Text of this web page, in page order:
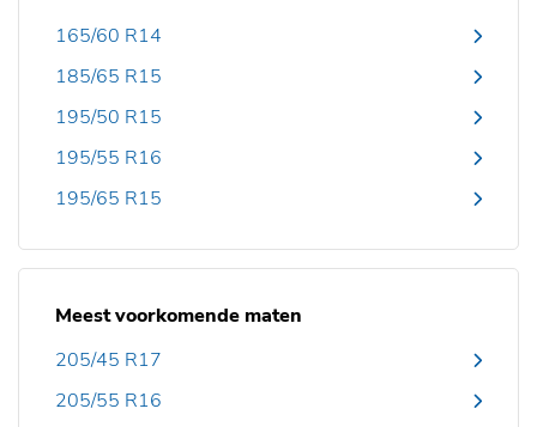
165/60 R14
185/65 R15
195/50 R15
195/55 R16
195/65 R15
Meest voorkomende maten
205/45 R17
205/55 R16